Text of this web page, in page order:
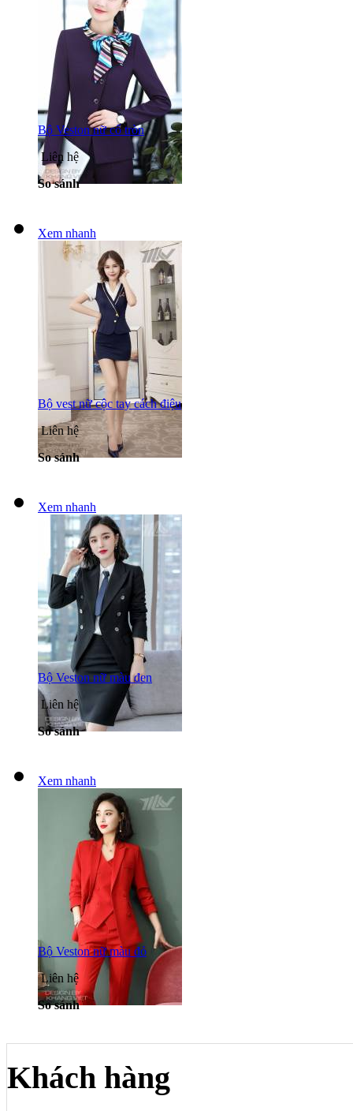
Bộ Veston nữ cổ tròn
Liên hệ
So sánh
Xem nhanh
Bộ vest nữ cộc tay cách điệu
Liên hệ
So sánh
Xem nhanh
Bộ Veston nữ màu đen
Liên hệ
So sánh
Xem nhanh
Bộ Veston nữ màu đỏ
Liên hệ
So sánh
Khách hàng